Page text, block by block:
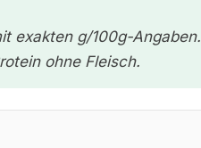
exakten g/100g-Angaben.
ohne Fleisch.